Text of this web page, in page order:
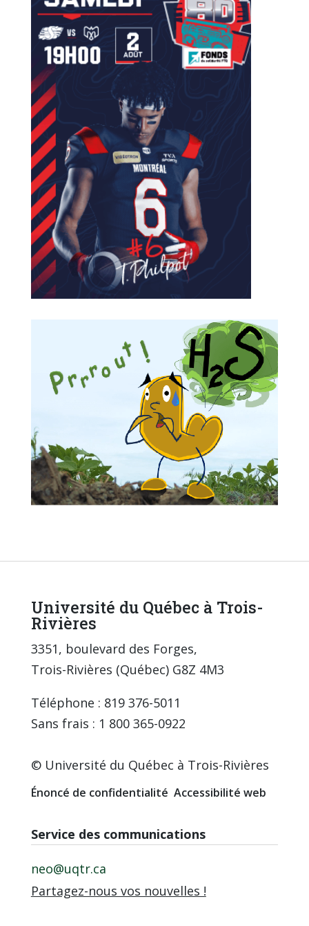
Université du Québec à Trois-
Rivières
3351, boulevard des Forges,
Trois-Rivières (Québec) G8Z 4M3
Téléphone : 819 376-5011
Sans frais : 1 800 365-0922
© Université du Québec à Trois-Rivières
Énoncé de confidentialité Accessibilité web
Service des communications
neo@uqtr.ca
Partagez-nous vos nouvelles !